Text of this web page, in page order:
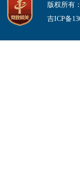
版权所
吉ICP备